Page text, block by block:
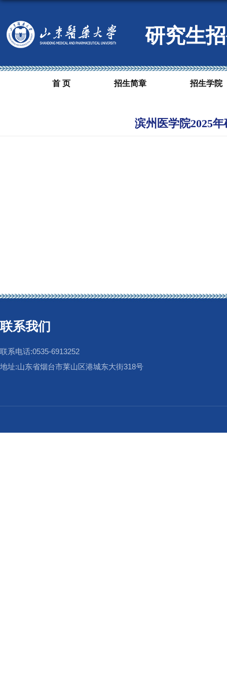
研究生
首 页 招生简章 招生学院
滨州医学院2025
联系我们
联系电话:0535-6913252
地址:山东省烟台市莱山区港城东大街318号